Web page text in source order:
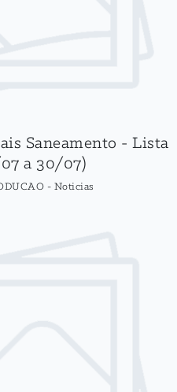
Saneamento - Lista
a 30/07)
- Noticias